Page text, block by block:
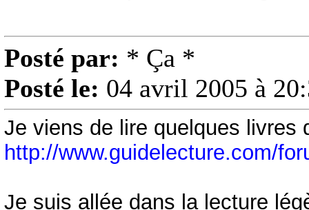
Posté par: * Ça *
Posté le: 04 avril 2005 à
Je viens de lire quelques livres
http://www.guidelecture.com/
Je suis allée dans la lecture